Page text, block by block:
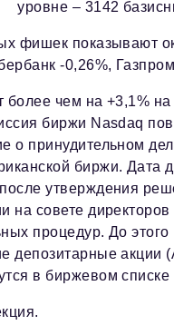
почты редакции:
отдел
magazine.online
magazine.online
редакционная
magazine.online
с партнерами
уровне – 3142
фишек показывают
-0,26%,
чем на +3,1% на
биржи Nasdaq
о принудительном
биржи. Дата
утверждения
на совете
процедур. До
депозитарные акции
в биржевом списке